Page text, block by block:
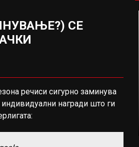
СЕ
речиси сигурно заминува
награди што ги
БЕВ УБЕДЕН ДЕКА САЛАХ ЌЕ
ЗА МИЛАН ИЛИ ЈУВЕНТУС